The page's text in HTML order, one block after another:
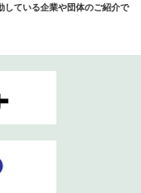
している企業や団体のご紹介で